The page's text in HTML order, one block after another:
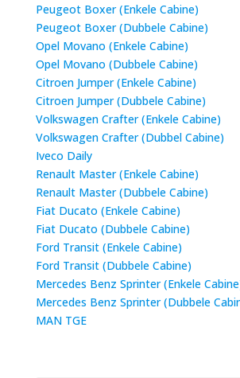
Peugeot Boxer (Enkele Cabine)
Peugeot Boxer (Dubbele Cabine)
Opel Movano (Enkele Cabine)
Opel Movano (Dubbele Cabine)
Citroen Jumper (Enkele Cabine)
Citroen Jumper (Dubbele Cabine)
Volkswagen Crafter (Enkele Cabine)
Volkswagen Crafter (Dubbel Cabine)
Iveco Daily
Renault Master (Enkele Cabine)
Renault Master (Dubbele Cabine)
Fiat Ducato (Enkele Cabine)
Fiat Ducato (Dubbele Cabine)
Ford Transit (Enkele Cabine)
Ford Transit (Dubbele Cabine)
Mercedes Benz Sprinter (Enkele
Mercedes Benz Sprinter (Dubbele
MAN TGE